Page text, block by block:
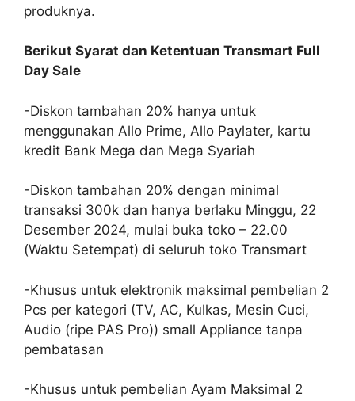
produknya.
Berikut Syarat dan Ketentuan Transmart Full
Day Sale
-Diskon tambahan 20% hanya untuk
menggunakan Allo Prime, Allo Paylater, kartu
kredit Bank Mega dan Mega Syariah
-Diskon tambahan 20% dengan minimal
transaksi 300k dan hanya berlaku Minggu, 22
Desember 2024, mulai buka toko – 22.00
(Waktu Setempat) di seluruh toko Transmart
-Khusus untuk elektronik maksimal pembelian 2
Pcs per kategori (TV, AC, Kulkas, Mesin Cuci,
Audio (ripe PAS Pro)) small Appliance tanpa
pembatasan
-Khusus untuk pembelian Ayam Maksimal 2